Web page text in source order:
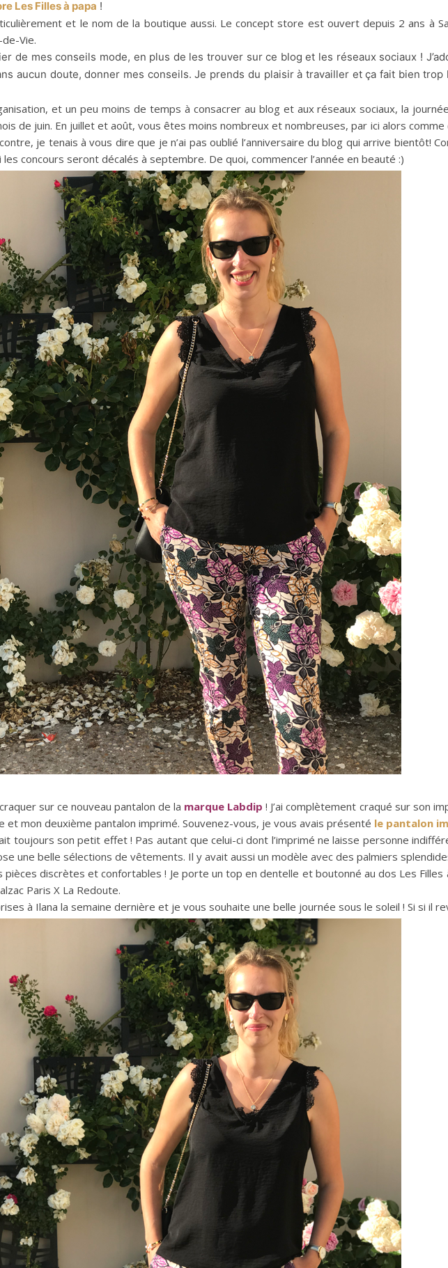
Les Filles à papa !
et le nom de la boutique aussi. Le concept store est ouvert depuis 2 ans à
Vie.
de mes conseils mode, en plus de les trouver sur ce blog et les réseaux sociaux !
aucun doute, donner mes conseils. Je prends du plaisir à travailler et ça fait bien
et un peu moins de temps à consacrer au blog et aux réseaux sociaux, la
de juin. En juillet et août, vous êtes moins nombreux et nombreuses, par ici alors comme
je tenais à vous dire que je n’ai pas oublié l’anniversaire du blog qui arrive bientôt!
concours seront décalés à septembre. De quoi, commencer l’année en beauté :)
sur ce nouveau pantalon de la marque Labdip ! J’ai complètement craqué sur son
mon deuxième pantalon imprimé. Souvenez-vous, je vous avais présenté le pantalon
toujours son petit effet ! Pas autant que celui-ci dont l’imprimé ne laisse personne
une belle sélections de vêtements. Il y avait aussi un modèle avec des palmiers
pièces discrètes et confortables ! Je porte un top en dentelle et boutonné au dos Les Filles
Paris X La Redoute.
à Ilana la semaine dernière et je vous souhaite une belle journée sous le soleil ! Si si il